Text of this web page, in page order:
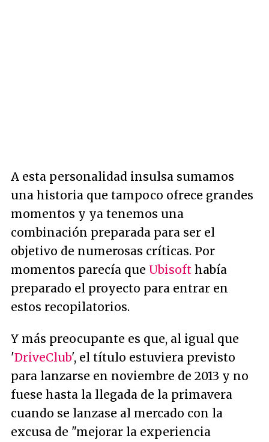
A esta personalidad insulsa sumamos
una historia que tampoco ofrece grandes
momentos y ya tenemos una
combinación preparada para ser el
objetivo de numerosas críticas. Por
momentos parecía que Ubisoft había
preparado el proyecto para entrar en
estos recopilatorios.
Y más preocupante es que, al igual que
'DriveClub', el título estuviera previsto
para lanzarse en noviembre de 2013 y no
fuese hasta la llegada de la primavera
cuando se lanzase al mercado con la
excusa de "mejorar la experiencia